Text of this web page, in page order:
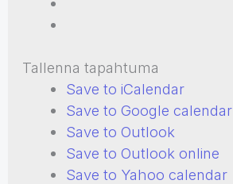
Tallenna tapahtuma
Save to iCalendar
Save to Google calendar
Save to Outlook
Save to Outlook online
Save to Yahoo calendar